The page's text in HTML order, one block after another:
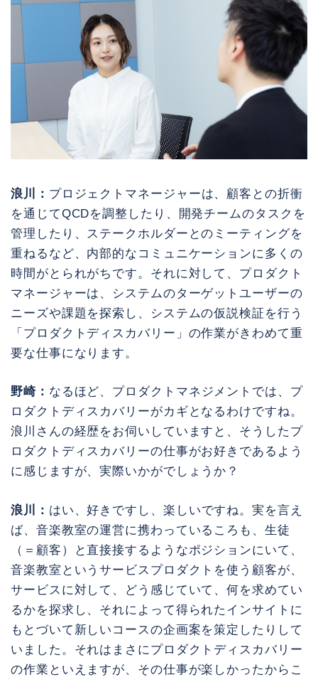
浪川： プロジェクトマネージャーは、顧客との折衝
を通じてQCDを調整したり、開発チームのタスクを
管理したり、ステークホルダーとのミーティングを
重ねるなど、内部的なコミュニケーションに多くの
時間がとられがちです。それに対して、プロダクト
マネージャーは、システムのターゲットユーザーの
ニーズや課題を探索し、システムの仮説検証を行う
「プロダクトディスカバリー」の作業がきわめて重
要な仕事になります。
野崎： なるほど、プロダクトマネジメントでは、プ
ロダクトディスカバリーがカギとなるわけですね。
浪川さんの経歴をお伺いしていますと、そうしたプ
ロダクトディスカバリーの仕事がお好きであるよう
に感じますが、実際いかがでしょうか？
浪川： はい、好きですし、楽しいですね。実を言え
ば、音楽教室の運営に携わっているころも、生徒
（＝顧客）と直接接するようなポジションにいて、
音楽教室というサービスプロダクトを使う顧客が、
サービスに対して、どう感じていて、何を求めてい
るかを探求し、それによって得られたインサイトに
もとづいて新しいコースの企画案を策定したりして
いました。それはまさにプロダクトディスカバリー
の作業といえますが、その仕事が楽しかったからこ